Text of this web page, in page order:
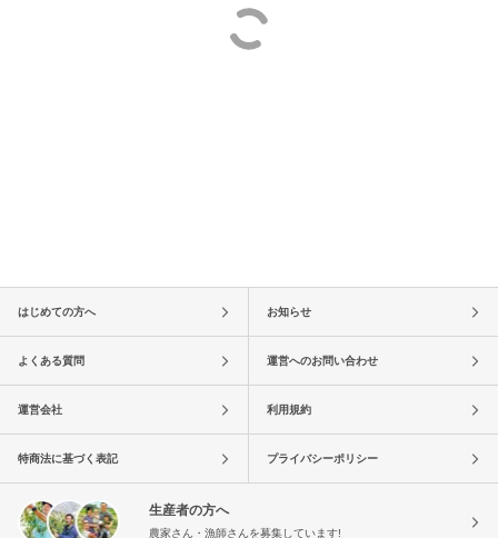
はじめての方へ お知らせ
よくある質問 運営へのお問い合わせ
運営会社 利用規約
特商法に基づく表記 プライバシーポリシー
生産者の方へ
農家さん・漁師さんを募集しています!